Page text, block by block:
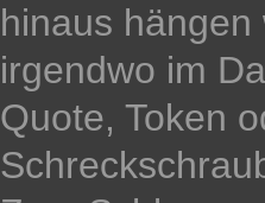
hinaus
irgendwo im
Quote, Token